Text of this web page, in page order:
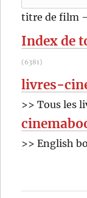
pour
:
titre de film
Index de
(6381)
livres-
>> Tous les
>> English